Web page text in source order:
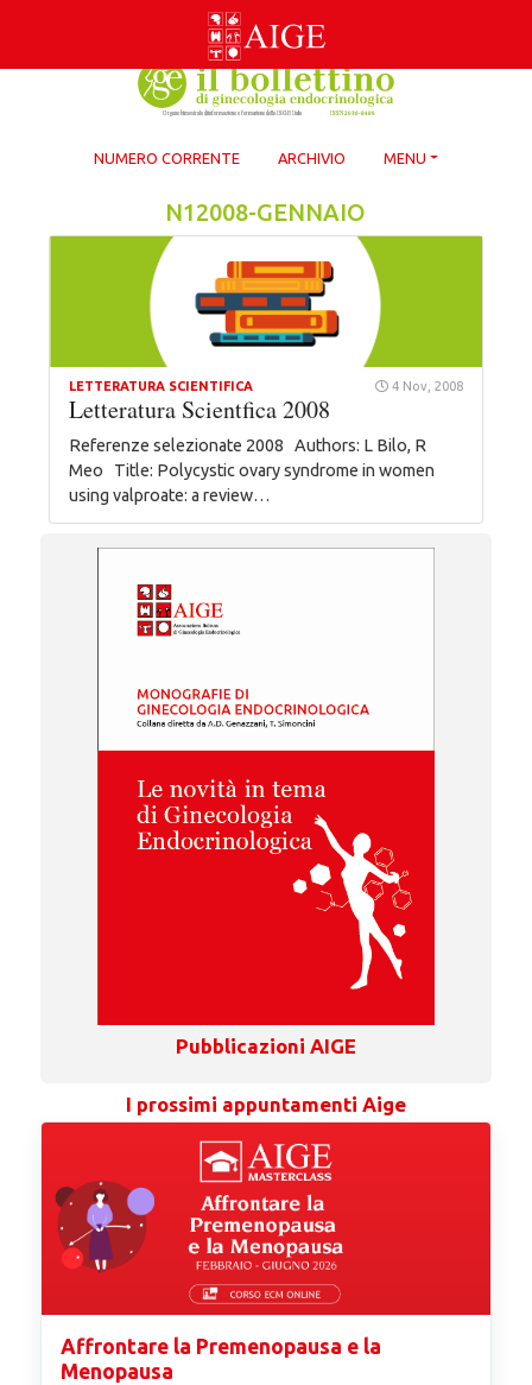
NUMERO CORRENTE ARCHIVIO MENU
N12008-GENNAIO
LETTERATURA SCIENTIFICA 4 Nov, 2008
Letteratura Scientfica 2008
Referenze selezionate 2008 Authors: L Bilo, R
Meo Title: Polycystic ovary syndrome in women
using valproate: a review…
Pubblicazioni AIGE
I prossimi appuntamenti Aige
Affrontare la Premenopausa e la
Menopausa